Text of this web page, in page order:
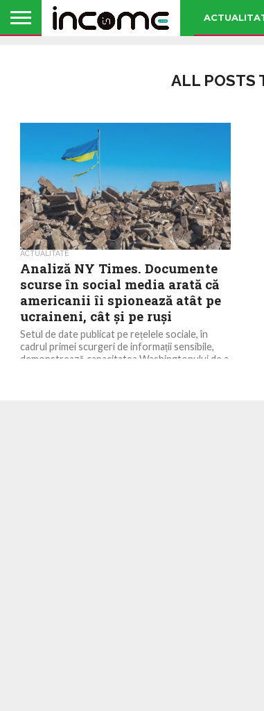
ALL POSTS
ACTUALITATE
Analiză NY Times. Documente
scurse în social media arată că
americanii îi spionează atât pe
ucraineni, cât și pe ruși
Setul de date publicat pe rețelele sociale, în
cadrul primei scurgeri de informații sensibile,
demonstrează capacitatea Washingtonului de a